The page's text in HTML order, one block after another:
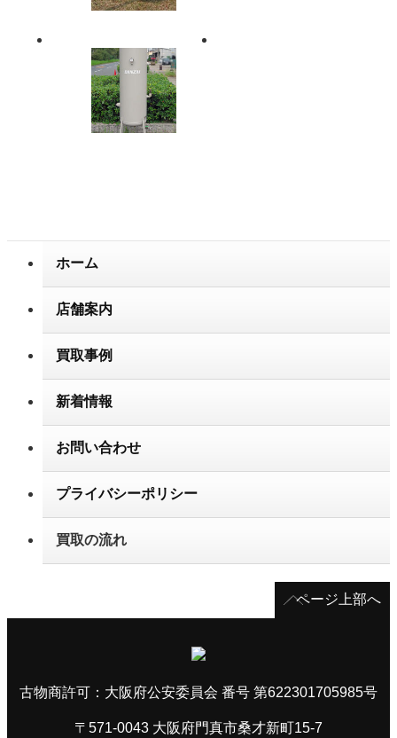
ト 10フィー
ト ジョンボ
ート
容量220L
ホーム
店舗案内
買取事例
新着情報
お問い合わせ
プライバシーポリシー
買取の流れ
ページ上部へ
古物商許可：大阪府公安委員会 番号 第622301705985号
〒571-0043 大阪府門真市桑才新町15-7